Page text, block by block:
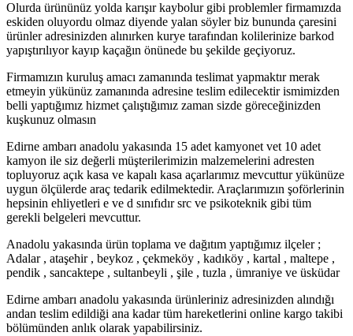
Olurda ürününüz yolda karışır kaybolur gibi problemler firmamızda
eskiden oluyordu olmaz diyende yalan söyler biz bununda çaresini
ürünler adresinizden alınırken kurye tarafından kolilerinize barkod
yapıştırılıyor kayıp kaçağın önünede bu şekilde geçiyoruz.
Firmamızın kuruluş amacı zamanında teslimat yapmaktır merak
etmeyin yükünüz zamanında adresine teslim edilecektir ismimizden
belli yaptığımız hizmet çalıştığımız zaman sizde göreceğinizden
kuşkunuz olmasın
Edirne ambarı anadolu yakasında 15 adet kamyonet vet 10 adet
kamyon ile siz değerli müşterilerimizin malzemelerini adresten
topluyoruz açık kasa ve kapalı kasa açarlarımız mevcuttur yükünüze
uygun ölçülerde araç tedarik edilmektedir. Araçlarımızın şoförlerinin
hepsinin ehliyetleri e ve d sınıfıdır src ve psikoteknik gibi tüm
gerekli belgeleri mevcuttur.
Anadolu yakasında ürün toplama ve dağıtım yaptığımız ilçeler ;
Adalar , ataşehir , beykoz , çekmeköy , kadıköy , kartal , maltepe ,
pendik , sancaktepe , sultanbeyli , şile , tuzla , ümraniye ve üsküdar
Edirne ambarı anadolu yakasında ürünleriniz adresinizden alındığı
andan teslim edildiği ana kadar tüm hareketlerini online kargo takibi
bölümünden anlık olarak yapabilirsiniz.